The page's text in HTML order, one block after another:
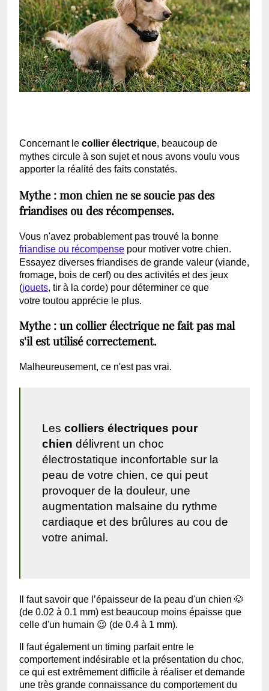
Concernant le collier électrique, beaucoup de
mythes circule à son sujet et nous avons voulu vous
apporter la réalité des faits constatés.
Mythe : mon chien ne se soucie pas des
friandises ou des récompenses.
Vous n'avez probablement pas trouvé la bonne
friandise ou récompense pour motiver votre chien.
Essayez diverses friandises de grande valeur (viande,
fromage, bois de cerf) ou des activités et des jeux
(jouets, tir à la corde) pour déterminer ce que
votre toutou apprécie le plus.
Mythe : un collier électrique ne fait pas mal
s'il est utilisé correctement.
Malheureusement, ce n'est pas vrai.
Les colliers électriques pour
chien délivrent un choc
électrostatique inconfortable sur la
peau de votre chien, ce qui peut
provoquer de la douleur, une
augmentation malsaine du rythme
cardiaque et des brûlures au cou de
votre animal.
Il faut savoir que l’épaisseur de la peau d'un chien 🐶
(de 0.02 à 0.1 mm) est beaucoup moins épaisse que
celle d'un humain 😉 (de 0.4 à 1 mm).
Il faut également un timing parfait entre le
comportement indésirable et la présentation du choc,
ce qui est extrêmement difficile à réaliser et demande
une très grande connaissance du comportement du